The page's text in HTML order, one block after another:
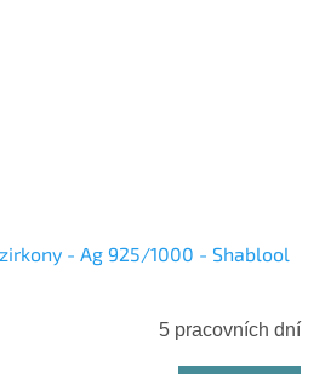
- Ag 925/1000 - Shablool
5 pracovních dní